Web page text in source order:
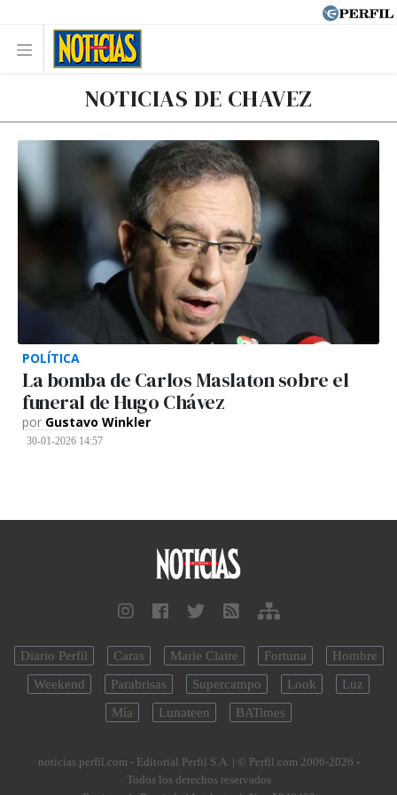
NOTICIAS DE CHAVEZ
POLÍTICA
La bomba de Carlos Maslaton sobre el
funeral de Hugo Chávez
por Gustavo Winkler
30-01-2026 14:57
Diario Perfil Caras Marie Claire Fortuna
Hombre
Weekend
Parabrisas Supercampo Look
Luz
Mía
Lunateen BATimes
noticias.perfil.com - Editorial Perfil S.A. | © Perfil.com 2006-2026 -
Todos los derechos reservados